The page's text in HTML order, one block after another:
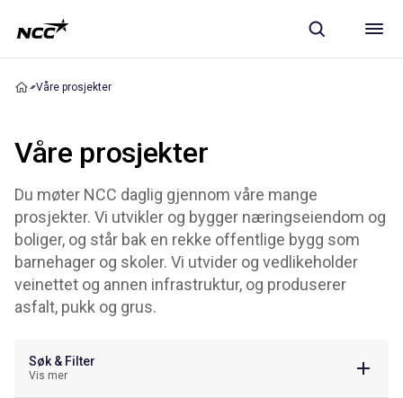
Våre prosjekter
Våre prosjekter
Du møter NCC daglig gjennom våre mange
prosjekter. Vi utvikler og bygger næringseiendom og
boliger, og står bak en rekke offentlige bygg som
barnehager og skoler. Vi utvider og vedlikeholder
veinettet og annen infrastruktur, og produserer
asfalt, pukk og grus.
Søk & Filter
Vis mer